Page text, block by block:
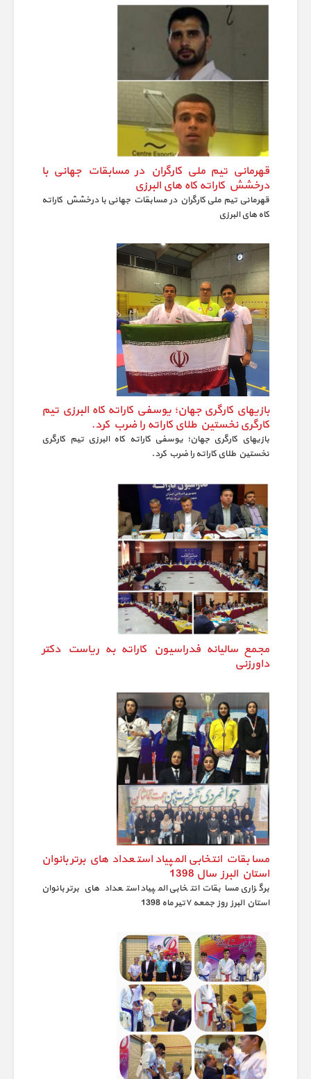
قهرمانی تیم ملی کارگران در مسابقات جهانی با
درخشش کاراته کاه های البرزی
قهرمانی تیم ملی کارگران در مسابقات جهانی با درخشش کاراته
کاه های البرزی
بازیهای کارگری جهان؛ یوسفی کاراته کاه البرزی تیم
کارگری نخستین طلای کاراته را ضرب کرد.
بازیهای کارگری جهان؛ یوسفی کاراته کاه البرزی تیم کارگری
نخستین طلای کاراته را ضرب کرد.
مجمع سالیانه فدراسیون کاراته به ریاست دکتر
داورزنی
مسابقات انتخابی المپیاد استعداد های برتر بانوان
استان البرز سال 1398
برگزاری مسابقات انتخابی المپیاد استعداد های برتر بانوان
استان البرز روز جمعه ۷تیر ماه 1398